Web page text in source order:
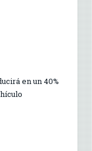
en un 40%